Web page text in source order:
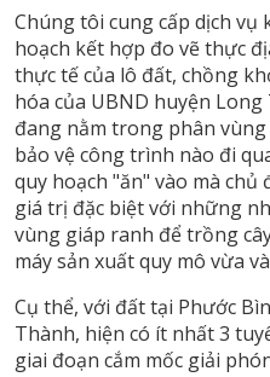
Chúng tôi cung cấp dịch
hoạch kết hợp đo vẽ thực
thực tế của lô đất, chồng
hóa của UBND huyện
đang nằm trong phân
bảo vệ công trình nào đi
quy hoạch "ăn" vào mà chủ
giá trị đặc biệt với những
vùng giáp ranh để trồng
máy sản xuất quy mô vừa
Cụ thể, với đất tại Phước
Thành, hiện có ít nhất 3
giai đoạn cắm mốc giải